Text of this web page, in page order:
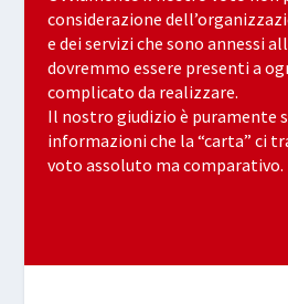
considerazione
e dei servizi che sono annessi
dovremmo essere presenti a
complicato da realizzare.
Il nostro giudizio è puramente
informazioni che la “carta” ci
voto assoluto ma comparativo.